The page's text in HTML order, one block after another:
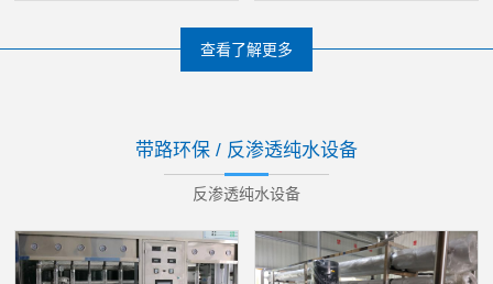
查看了解更多
带路环保 / 反渗透纯水设备
反渗透纯水设备